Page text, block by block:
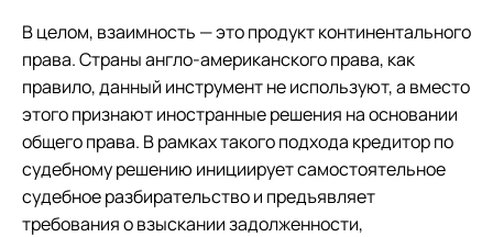
В целом, взаимность — это продукт континентального
права. Страны англо-американского права, как
правило, данный инструмент не используют, а вместо
этого признают иностранные решения на основании
общего права. В рамках такого подхода кредитор по
судебному решению инициирует самостоятельное
судебное разбирательство и предъявляет
требования о взыскании задолженности,